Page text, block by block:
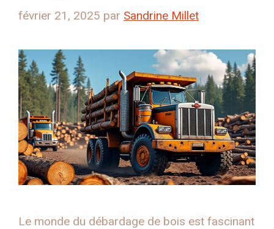
février 21, 2025 par Sandrine Millet
Le monde du débardage de bois est fascinant